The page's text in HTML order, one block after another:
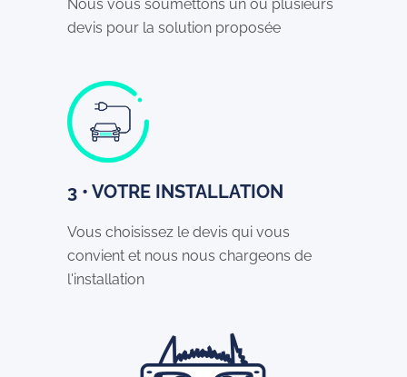
Nous vous soumettons un ou plusieurs
devis pour la solution proposée
3 • VOTRE INSTALLATION
Vous choisissez le devis qui vous
convient et nous nous chargeons de
l'installation